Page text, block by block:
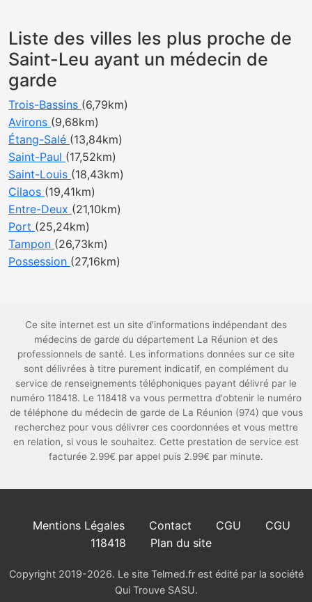
Liste des villes les plus proche de
Saint-Leu ayant un médecin de
garde
Trois-Bassins (6,79km)
Avirons (9,68km)
Étang-Salé (13,84km)
Saint-Paul (17,52km)
Saint-Louis (18,43km)
Cilaos (19,41km)
Entre-Deux (21,10km)
Port (25,24km)
Tampon (26,73km)
Possession (27,16km)
Ce site internet est un site d'informations indépendant des
médecins de garde du département La Réunion et des
professionnels de santé. Les informations données sur ce site
sont délivrées à titre purement indicatif, en complément du
service de renseignements téléphoniques payant délivré par le
numéro 118418. Le 118418 va vous permettra d'obtenir le numéro
de téléphone du médecin de garde de La Réunion (974) que vous
recherchez pour vous délivrer ces coordonnées et vous mettre
en relation, si vous le souhaitez. Cette prestation de service est
facturée 2.99€ par appel puis 2.99€ par minute.
Mentions Légales Contact CGU
CGU
118418
Plan du site
Copyright 2019-2026. Le site Telmed.fr est édité par la société
Qui Trouve SASU.